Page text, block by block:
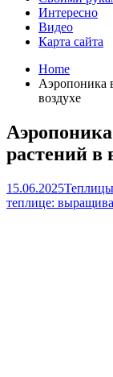
Интересно
Видео
Карта сайта
Home
Аэропоника
воздухе
растений в
15.06.2025
теплице: